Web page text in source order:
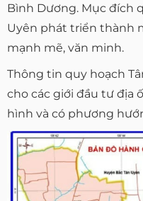
Bình Dương. Mục đích
Uyên phát triển thành
mạnh mẽ, văn minh.
Thông tin quy hoạch
cho các giới đầu tư địa
hình và có phương